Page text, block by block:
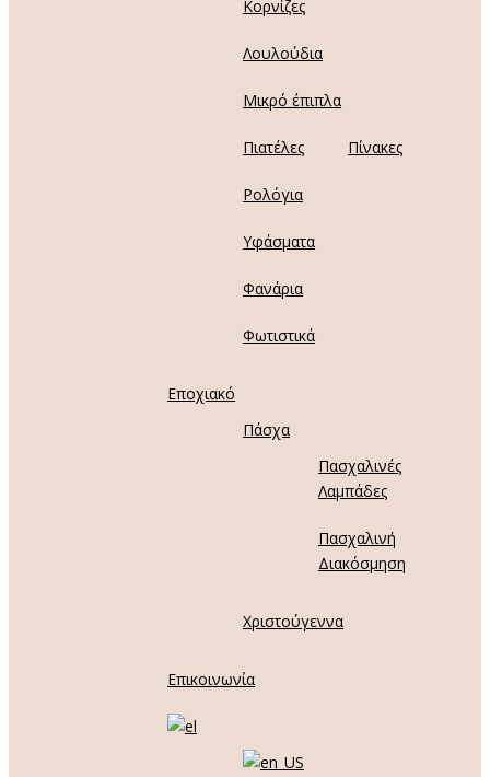
Κορνίζες
Λουλούδια
Μικρό έπιπλα
Πιατέλες Πίνακες
Ρολόγια
Υφάσματα
Φανάρια
Φωτιστικά
Εποχιακό
Πάσχα
Πασχαλινές
Λαμπάδες
Πασχαλινή
Διακόσμηση
Χριστούγεννα
Επικοινωνία